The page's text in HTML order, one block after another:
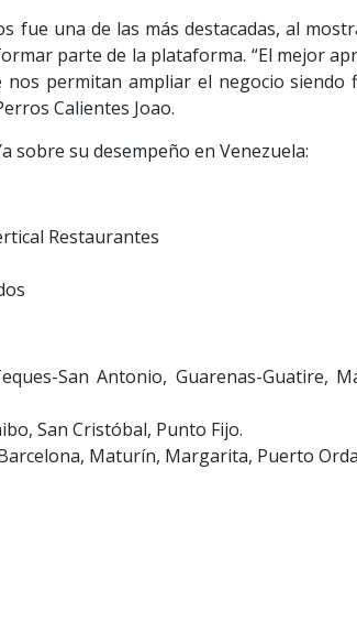
fue una de las más destacadas, al
parte de la plataforma. “El mejor
permitan ampliar el negocio siendo
Calientes Joao.
sobre su desempeño en Venezuela:
Restaurantes
San Antonio, Guarenas-Guatire,
San Cristóbal, Punto Fijo.
Maturín, Margarita, Puerto